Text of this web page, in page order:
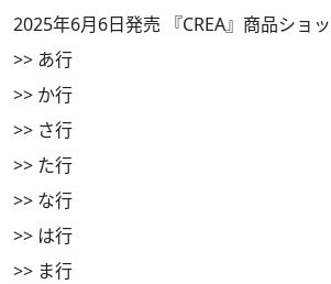
2025年6月6日発売 『CREA』商品ショ
>> あ行
>> か行
>> さ行
>> た行
>> な行
>> は行
>> ま行